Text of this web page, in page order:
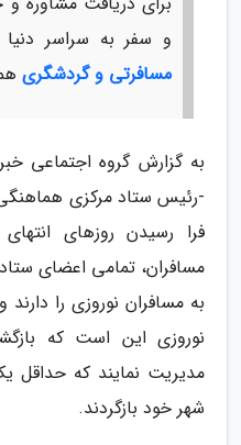
و سفر به سراسر
مسافرتی و گردشگری
به گزارش گروه اجتماعی
-رئیس ستاد مرکزی
فرا رسیدن روزهای
مسافران، تمامی اعضای
به مسافران نوروزی را
نوروزی این است که
مدیریت نمایند که حداقل
شهر خود بازگردند.